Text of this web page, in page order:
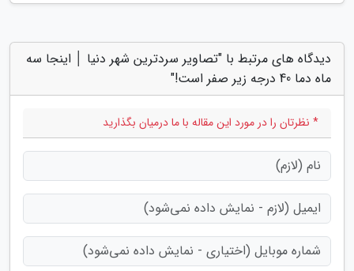
دیدگاه های مرتبط با "تصاویر سردترین شهر دنیا │ اینجا سه
ماه دما 40 درجه زیر صفر است!"
* نظرتان را در مورد این مقاله با ما درمیان بگذارید